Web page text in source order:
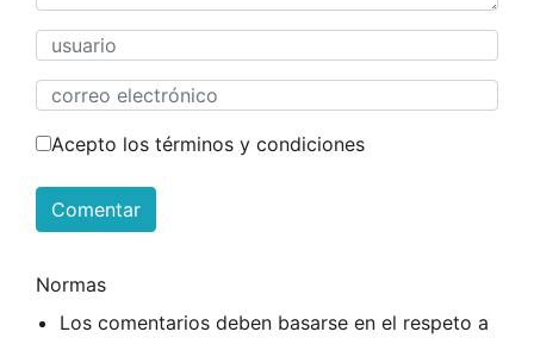
Acepto los términos y condiciones
Comentar
Normas
Los comentarios deben basarse en el respeto a